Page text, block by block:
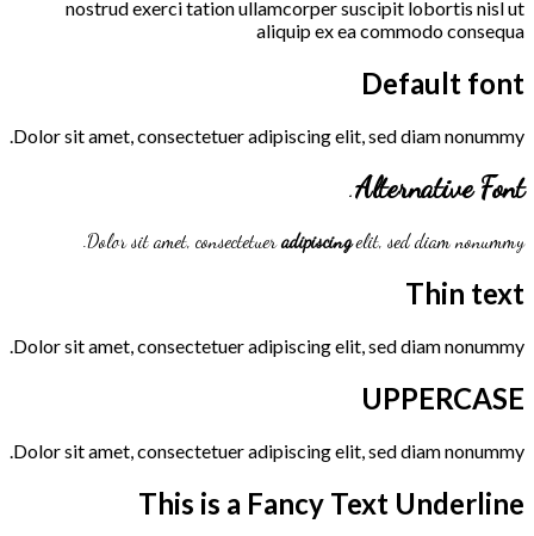
nostrud exerci tation ullamcorper suscipit lobortis nisl ut
aliquip ex ea commodo consequa
Default font
Dolor sit amet, consectetuer adipiscing elit, sed diam nonummy.
Alternative Font
.
Dolor sit amet, consectetueradipiscingelit, sed diam nonummy.
Thin text
Dolor sit amet, consectetuer adipiscing elit, sed diam nonummy.
UPPERCASE
Dolor sit amet, consectetuer adipiscing elit, sed diam nonummy.
This is a Fancy Text Underline